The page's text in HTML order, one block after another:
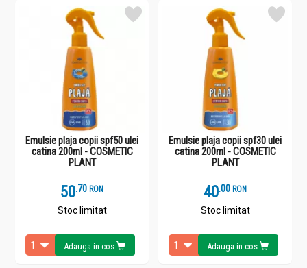
Emulsie plaja copii spf50 ulei
catina 200ml - COSMETIC
PLANT
50.7 RON
Stoc limitat
Adauga in cos
Emulsie plaja copii spf30 ulei
catina 200ml - COSMETIC
PLANT
40.0 RON
Stoc limitat
Adauga in cos